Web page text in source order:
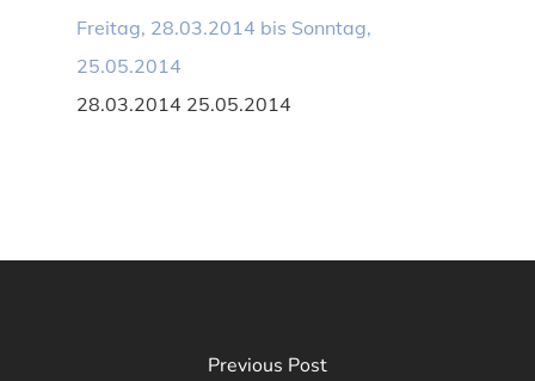
Freitag, 28.03.2014 bis Sonntag,
25.05.2014
28.03.2014 25.05.2014
Previous Post